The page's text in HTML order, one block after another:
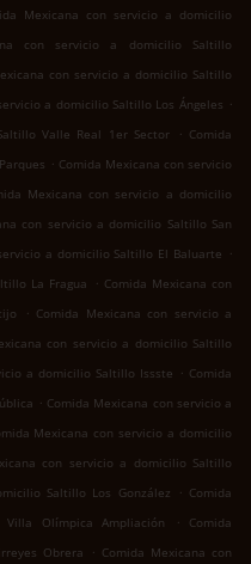
Mexicana con servicio a domicilio
con servicio a domicilio Saltillo
con servicio a domicilio Saltillo
a domicilio Saltillo Los Ángeles .
Valle Real 1er Sector
. Comida
. Comida Mexicana con servicio
Mexicana con servicio a domicilio
con servicio a domicilio Saltillo San
a domicilio Saltillo El Baluarte .
La Fragua
. Comida Mexicana con
. Comida Mexicana con servicio a
con servicio a domicilio Saltillo
a domicilio Saltillo Issste . Comida
. Comida Mexicana con servicio a
Mexicana con servicio a domicilio
con servicio a domicilio Saltillo
Saltillo Los González . Comida
Olímpica Ampliación
.
Comida
Obrera
. Comida Mexicana con